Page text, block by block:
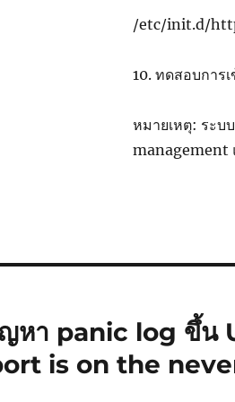
/etc/init.d/
10. ทดสอบการ
หมายเหตุ: ระบ
management
หา panic log ขึ้น
is on the